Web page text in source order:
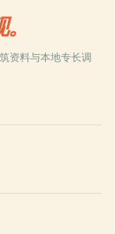
资料与本地专长调